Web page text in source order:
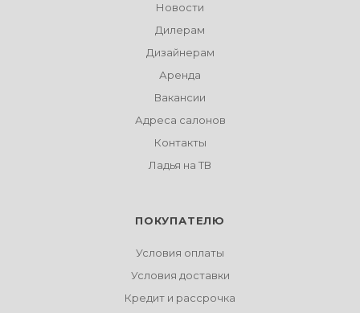
Новости
Дилерам
Дизайнерам
Аренда
Вакансии
Адреса салонов
Контакты
Ладья на ТВ
ПОКУПАТЕЛЮ
Условия оплаты
Условия доставки
Кредит и рассрочка